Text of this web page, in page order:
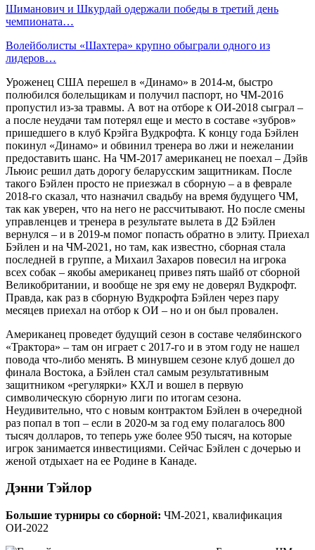
Шиманович и Шкурдай одержали победы в третий день
чемпионата…
Волейболисты «Шахтера» крупно обыграли одного из
лидеров…
Уроженец США перешел в «Динамо» в 2014-м, быстро
полюбился болельщикам и получил паспорт, но ЧМ-2016
пропустил из-за травмы. А вот на отборе к ОИ-2018 сыграл –
а после неудачи там потерял еще и место в составе «зубров»
пришедшего в клуб Крэйга Вудкрофта. К концу года Бэйлен
покинул «Динамо» и обвинил тренера во лжи и нежелании
предоставить шанс. На ЧМ-2017 американец не поехал – Дэйв
Льюис решил дать дорогу беларусским защитникам. После
такого Бэйлен просто не приезжал в сборную – а в феврале
2018-го сказал, что назначил свадьбу на время будущего ЧМ,
так как уверен, что на него не рассчитывают. Но после смены
управленцев и тренера в результате вылета в Д2 Бэйлен
вернулся – и в 2019-м помог попасть обратно в элиту. Приехал
Бэйлен и на ЧМ-2021, но там, как известно, сборная стала
последней в группе, а Михаил Захаров повесил на игрока
всех собак – якобы американец привез пять шайб от сборной
Великобритании, и вообще не зря ему не доверял Вудкрофт.
Правда, как раз в сборную Вудкрофта Бэйлен через пару
месяцев приехал на отбор к ОИ – но и он был провален.
Американец проведет будущий сезон в составе челябинского
«Трактора» – там он играет с 2017-го и в этом году не нашел
повода что-либо менять. В минувшем сезоне клуб дошел до
финала Востока, а Бэйлен стал самым результативным
защитником «регулярки» КХЛ и вошел в первую
символическую сборную лиги по итогам сезона.
Неудивительно, что с новым контрактом Бэйлен в очередной
раз попал в топ – если в 2020-м за год ему полагалось 800
тысяч долларов, то теперь уже более 950 тысяч, на которые
игрок занимается инвестициями. Сейчас Бэйлен с дочерью и
женой отдыхает на ее Родине в Канаде.
Дэнни Тэйлор
Большие турниры со сборной: ЧМ-2021, квалификация
ОИ-2022